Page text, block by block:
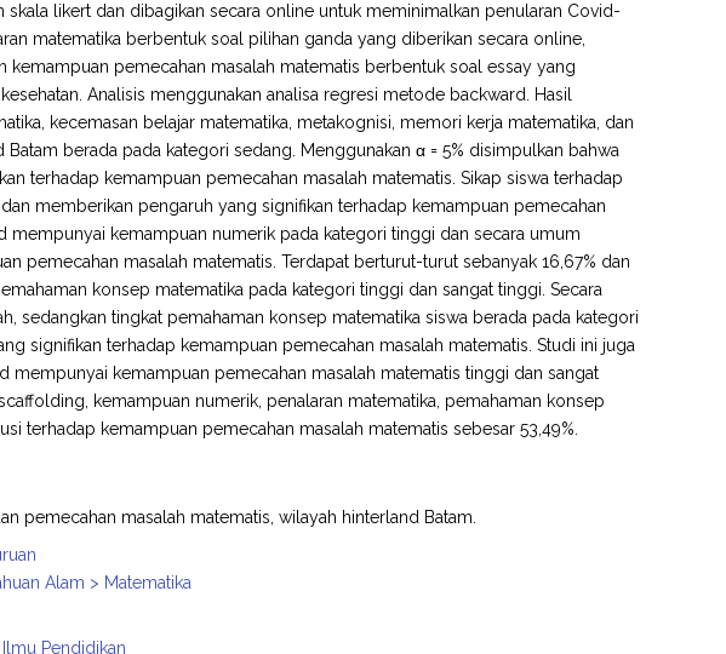
likert dan dibagikan secara online untuk meminimalkan penularan Covid-
matematika berbentuk soal pilihan ganda yang diberikan secara online,
pemecahan masalah matematis berbentuk soal essay yang
Analisis menggunakan analisa regresi metode backward. Hasil
kecemasan belajar matematika, metakognisi, memori kerja matematika, dan
berada pada kategori sedang. Menggunakan α = 5% disimpulkan bahwa
terhadap kemampuan pemecahan masalah matematis. Sikap siswa terhadap
memberikan pengaruh yang signifikan terhadap kemampuan pemecahan
mempunyai kemampuan numerik pada kategori tinggi dan secara umum
pemecahan masalah matematis. Terdapat berturut-turut sebanyak 16,67% dan
konsep matematika pada kategori tinggi dan sangat tinggi. Secara
sedangkan tingkat pemahaman konsep matematika siswa berada pada kategori
signifikan terhadap kemampuan pemecahan masalah matematis. Studi ini juga
mempunyai kemampuan pemecahan masalah matematis tinggi dan sangat
kemampuan numerik, penalaran matematika, pemahaman konsep
terhadap kemampuan pemecahan masalah matematis sebesar 53,49%.
pemecahan masalah matematis, wilayah hinterland Batam.
Alam > Matematika
Ilmu Pendidikan